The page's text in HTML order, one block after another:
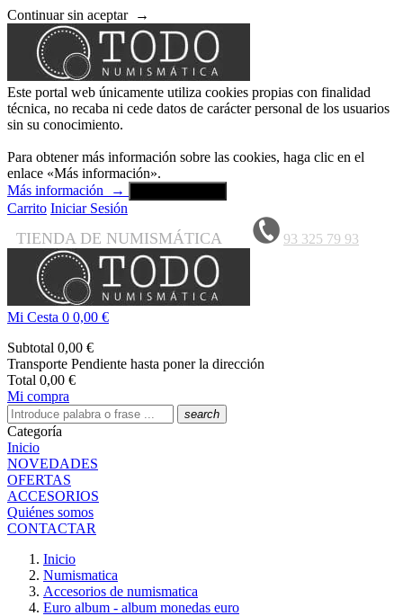
Continuar sin aceptar →
Este portal web únicamente utiliza cookies propias con finalidad
técnica, no recaba ni cede datos de carácter personal de los usuarios
sin su conocimiento.
Para obtener más información sobre las cookies, haga clic en el
enlace «Más información».
Más información
→
Carrito Iniciar Sesión
TIENDA DE NUMISMÁTICA 93 325 79 93
Mi Cesta 0 0,00 €
Subtotal 0,00 €
Transporte Pendiente hasta poner la dirección
Total 0,00 €
Mi compra
search
Categoría
Inicio
NOVEDADES
OFERTAS
ACCESORIOS
Quiénes somos
CONTACTAR
Inicio
Numismatica
Accesorios de numismatica
Euro album - album monedas euro